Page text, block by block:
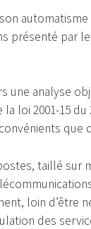
présenté par
une analyse
loi 2001-15 du
que
taillé sur
loin d’être
des